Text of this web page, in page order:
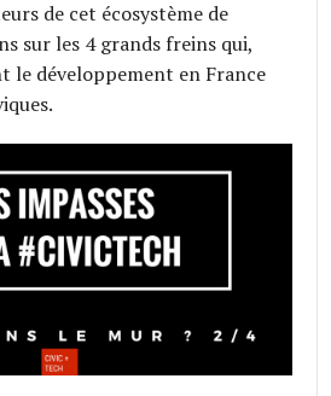
de cet écosystème de
sur les 4 grands freins qui,
le développement en France